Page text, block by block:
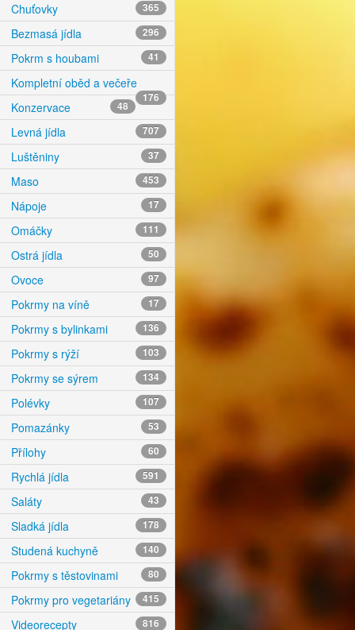
Chuťovky 365
Bezmasá jídla 296
Pokrm s houbami 41
Kompletní oběd a večeře
176
Konzervace 48
Levná jídla 707
Luštěniny 37
Maso 453
Nápoje 17
Omáčky 111
Ostrá jídla 50
Ovoce 97
Pokrmy na víně 17
Pokrmy s bylinkami 136
Pokrmy s rýží 103
Pokrmy se sýrem 134
Polévky 107
Pomazánky 53
Přílohy 60
Rychlá jídla 591
Saláty 43
Sladká jídla 178
Studená kuchyně 140
Pokrmy s těstovinami 80
Pokrmy pro vegetariány 415
Videorecepty 816